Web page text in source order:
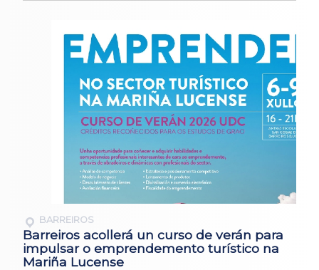
BARREIROS
Barreiros acollerá un curso de verán para
impulsar o emprendemento turístico na
Mariña Lucense